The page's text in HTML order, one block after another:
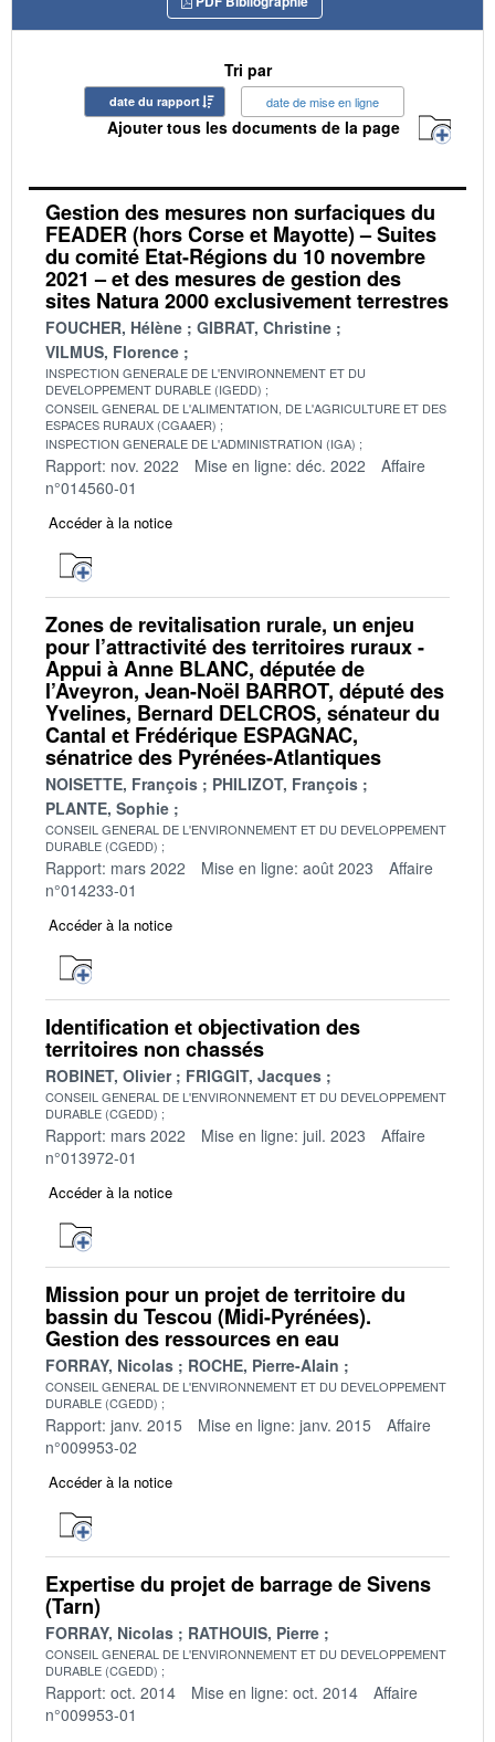
Tri par
date du rapport date de mise en ligne
Ajouter tous les documents de la page
Gestion des mesures non surfaciques du
FEADER (hors Corse et Mayotte) – Suites
du comité Etat-Régions du 10 novembre
2021 – et des mesures de gestion des
sites Natura 2000 exclusivement terrestres
FOUCHER, Hélène
GIBRAT, Christine
VILMUS, Florence
INSPECTION GENERALE DE L'ENVIRONNEMENT ET DU
DEVELOPPEMENT DURABLE (IGEDD)
CONSEIL GENERAL DE L'ALIMENTATION, DE L'AGRICULTURE ET DES
ESPACES RURAUX (CGAAER)
INSPECTION GENERALE DE L'ADMINISTRATION (IGA)
Rapport: nov. 2022 Mise en ligne: déc. 2022
Affaire
n°014560-01
Accéder à la notice
Zones de revitalisation rurale, un enjeu
pour l’attractivité des territoires ruraux -
Appui à Anne BLANC, députée de
l’Aveyron, Jean-Noël BARROT, député des
Yvelines, Bernard DELCROS, sénateur du
Cantal et Frédérique ESPAGNAC,
sénatrice des Pyrénées-Atlantiques
NOISETTE, François
PHILIZOT, François
PLANTE, Sophie
CONSEIL GENERAL DE L'ENVIRONNEMENT ET DU DEVELOPPEMENT
DURABLE (CGEDD)
Rapport: mars 2022 Mise en ligne: août 2023
Affaire
n°014233-01
Accéder à la notice
Identification et objectivation des
territoires non chassés
ROBINET, Olivier FRIGGIT, Jacques
CONSEIL GENERAL DE L'ENVIRONNEMENT ET DU DEVELOPPEMENT
DURABLE (CGEDD)
Rapport: mars 2022 Mise en ligne: juil. 2023
Affaire
n°013972-01
Accéder à la notice
Mission pour un projet de territoire du
bassin du Tescou (Midi-Pyrénées).
Gestion des ressources en eau
FORRAY, Nicolas ROCHE, Pierre-Alain
CONSEIL GENERAL DE L'ENVIRONNEMENT ET DU DEVELOPPEMENT
DURABLE (CGEDD)
Rapport: janv. 2015 Mise en ligne: janv. 2015
Affaire
n°009953-02
Accéder à la notice
Expertise du projet de barrage de Sivens
(Tarn)
FORRAY, Nicolas RATHOUIS, Pierre
CONSEIL GENERAL DE L'ENVIRONNEMENT ET DU DEVELOPPEMENT
DURABLE (CGEDD)
Rapport: oct. 2014 Mise en ligne: oct. 2014
Affaire
n°009953-01